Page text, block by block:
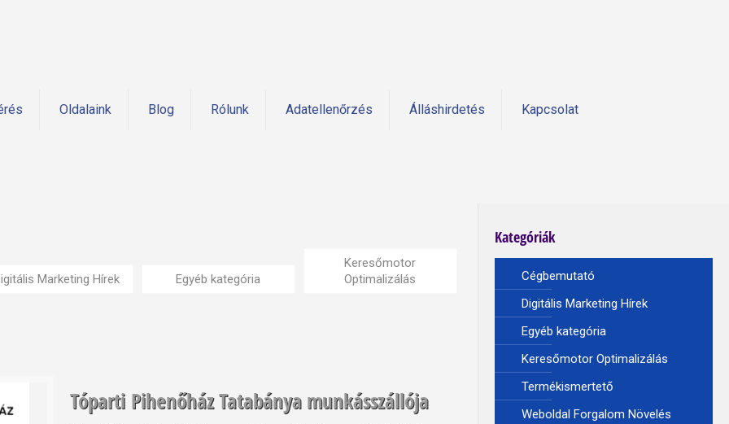
Oldalaink Blog Rólunk Adatellenőrzés Álláshirdetés Kapcsolat
Marketing Hírek Egyéb kategória
Keresőmotor
Optimalizálás
Tóparti Pihenőház Tatabánya munkásszállója
Kategóriák
Cégbemutató
Digitális Marketing Hírek
Egyéb kategória
Keresőmotor Optimalizálás
Termékismertető
Weboldal Forgalom Növelés